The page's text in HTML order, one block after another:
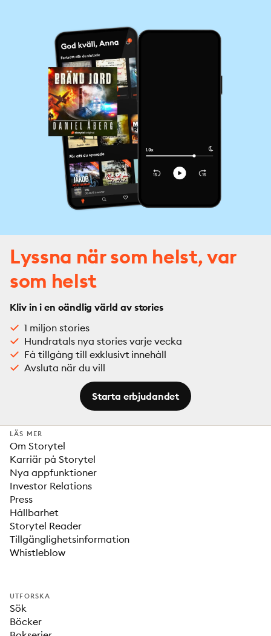
Lyssna när som helst, var
som helst
Kliv in i en oändlig värld av stories
1 miljon stories
Hundratals nya stories varje vecka
Få tillgång till exklusivt innehåll
Avsluta när du vill
Starta erbjudandet
LÄS MER
Om Storytel
Karriär på Storytel
Nya appfunktioner
Investor Relations
Press
Hållbarhet
Storytel Reader
Tillgänglighetsinformation
Whistleblow
UTFORSKA
Sök
Böcker